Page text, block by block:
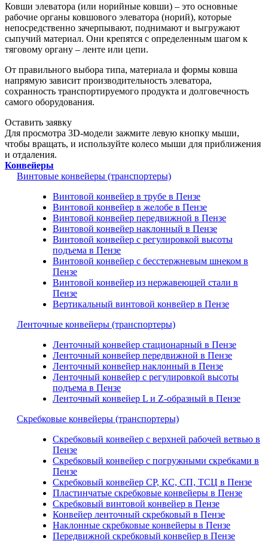
Ковши элеватора (или норийные ковши) – это основные
рабочие органы ковшового элеватора (норий), которые
непосредственно зачерпывают, поднимают и выгружают
сыпучий материал. Они крепятся с определенным шагом к
тяговому органу – ленте или цепи.
От правильного выбора типа, материала и формы ковша
напрямую зависит производительность элеватора,
сохранность транспортируемого продукта и долговечность
самого оборудования.
Оставить заявку
Для просмотра 3D-модели зажмите левую кнопку мыши,
чтобы вращать, и используйте колесо мыши для приближения
и отдаления.
Конвейеры
Винтовые конвейеры (транспортеры)
Винтовой конвейер в трубе в Пензе
Винтовой конвейер в желобе в Пензе
Винтовой конвейер передвижной в Пензе
Винтовой конвейер наклонный в Пензе
Винтовой конвейер с регулировкой высоты
подъема в Пензе
Винтовой конвейер с бесстержневым шнеком в
Пензе
Винтовой конвейер из нержавеющей стали в
Пензе
Вертикальный винтовой конвейер в Пензе
Ленточные конвейеры (транспортеры)
Ленточный конвейер стационарный в Пензе
Ленточный конвейер передвижной в Пензе
Ленточный конвейер наклонный в Пензе
Ленточный конвейер с регулировкой высоты
подъема в Пензе
Ленточный конвейер L и Z-образный в Пензе
Скребковые конвейеры (транспортеры)
Скребковый конвейер с верхней рабочей ветвью в
Пензе
Скребковый конвейер с погружными скребками в
Пензе
Скребковый конвейер СР, КС, СП, ТСЦ в Пензе
Пластинчатые скребковые конвейеры в Пензе
Скребковый винтовой конвейер в Пензе
Конвейер ленточный скребковый в Пензе
Наклонные скребковые конвейеры в Пензе
Передвижной скребковый конвейер в Пензе